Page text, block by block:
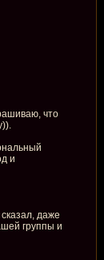
что
и
даже
группы и